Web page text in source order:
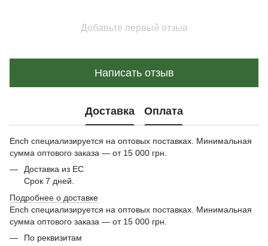
Добавьте первый отзыв
Написать отзыв
Доставка Оплата
Ench специализируется на оптовых поставках. Минимальная
сумма оптового заказа — от 15 000 грн.
Доставка из ЕС
Срок 7 дней.
Подробнее о доставке
Ench специализируется на оптовых поставках. Минимальная
сумма оптового заказа — от 15 000 грн.
По реквизитам